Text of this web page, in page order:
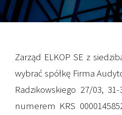
Zarząd ELKOP SE z
wybrać spółkę Firma
Radzikowskiego 27/03,
numerem KRS